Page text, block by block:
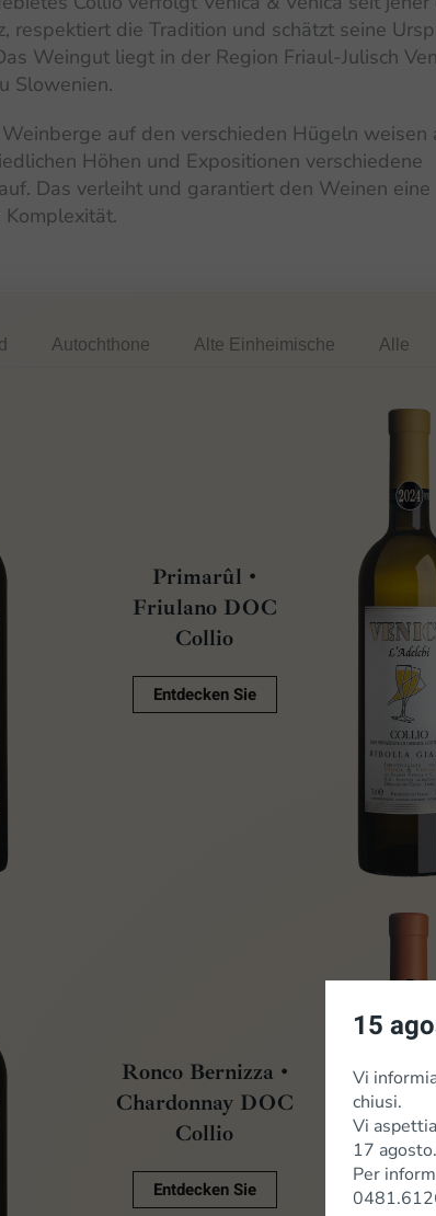
respektiert die Tradition und schätzt seine
Weingut liegt in der Region Friaul-Julisch
Slowenien.
auf den verschieden Hügeln weisen
Höhen und Expositionen verschiedene
Das verleiht und garantiert den Weinen eine
Alle
Alte Einheimische
Autochthone
Primarûl •
Friulano DOC
Collio
Entdecken Sie
Ronco Bernizza •
Chardonnay DOC
Collio
Entdecken Sie
15
Vi
chiusi.
Vi
17 agosto.
Per